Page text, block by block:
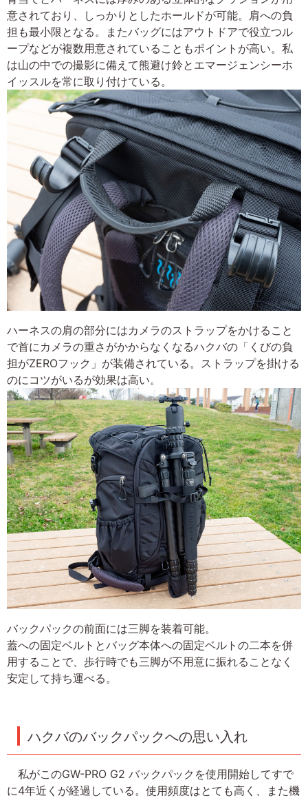
意されており、しっかりとしたホールドが可能。肩への負
担も最小限となる。またバッグにはアウトドアで役立つル
ープなどが複数用意されていることもポイントが高い。私
は山の中での撮影に備えて熊避け鈴とエマージェンシーホ
イッスルを常に取り付けている。
ハーネスの肩の部分にはカメラのストラップをかけること
で首にカメラの重さがかからなくなるハクバの「くびの負
担がZEROフック」が装備されている。ストラップを掛ける
のにコツがいるが効果は高い。
バックパックの前面には三脚を装着可能。
蓋への固定ベルトとバッグ本体への固定ベルトの二本を併
用することで、歩行時でも三脚が不用意に振れることなく
安定して持ち運べる。
ハクバのバックパックへの思い入れ
私がこのGW-PRO G2 バックパックを使用開始してすで
に4年近くが経過している。使用頻度はとても高く、また機